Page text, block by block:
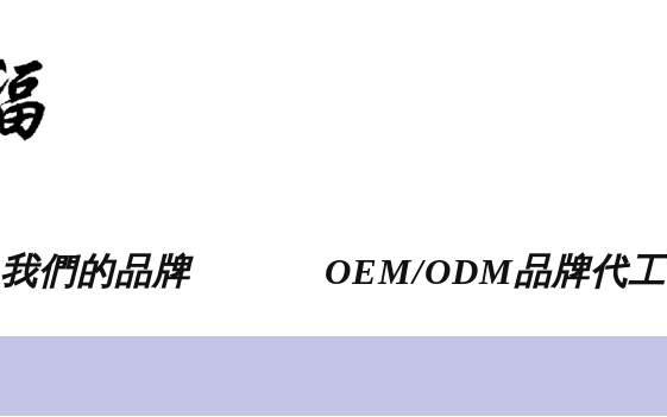
我們的品牌 OEM/ODM品牌代工